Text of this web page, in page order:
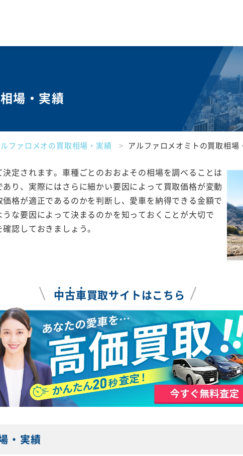
場・実績
ファロメオの買取相場・実績 アルファロメオミトの買取相場
定されます。車種ごとのおおよその相場を調べることは
り、実際にはさらに細かい要因によって買取価格が変動
格が適正であるのかを判断し、愛車を納得できる金額で
な要因によって決まるのかを知っておくことが大切で
認しておきましょう。
中古車買取サイトはこちら
・実績